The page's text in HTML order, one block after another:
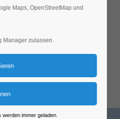
Maps, OpenStreetMap und
Manager zulassen.
immer geladen.